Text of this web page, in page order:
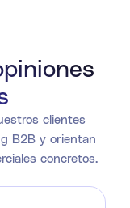
clientes
B2B y orientan
concretos.